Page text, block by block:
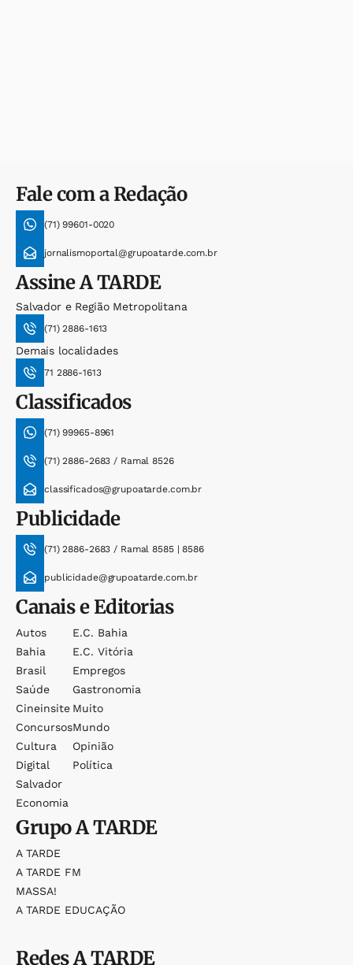
Fale com a Redação
(71) 99601-0020
jornalismoportal@grupoatarde.com.br
AssineA TARDE
Salvador e Região Metropolitana
(71) 2886-1613
Demais localidades
71 2886-1613
Classificados
(71) 99965-8961
(71) 2886-2683 / Ramal 8526
classificados@grupoatarde.com.br
Publicidade
(71) 2886-2683 / Ramal 8585 | 8586
publicidade@grupoatarde.com.br
Canais e Editorias
Autos
Bahia
Brasil
Saúde
Cineinsite
Concursos
Cultura
Digital
Salvador
Economia
E.c. Bahia
E.c. Vitória
Empregos
Gastronomia
Muito
Mundo
Opinião
Política
GrupoA TARDE
A TARDE
A TARDE FM
MASSA!
A TARDE EDUCAÇÃO
RedesA TARDE